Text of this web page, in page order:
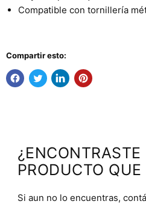
Compatible con tornillería
Compartir esto:
¿ENCONTRASTE
PRODUCTO
Si aun no lo encuentras,